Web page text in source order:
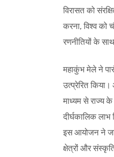
विरासत को
करना, विश्व को
रणनीतियों के
महाकुंभ मेले ने
उत्प्रेरित
माध्यम से राज्य
दीर्घकालिक लाभ
इस आयोजन ने
क्षेत्रों और